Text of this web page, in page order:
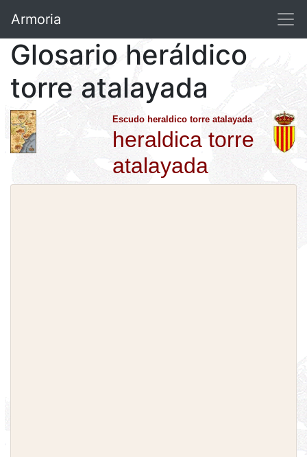
Armoria
Glosario heráldico
torre atalayada
Escudo heraldico torre atalayada
heraldica torre
atalayada